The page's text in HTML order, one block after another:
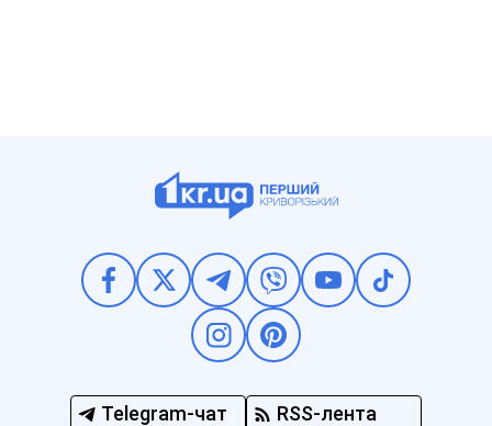
Telegram-чат RSS-лента